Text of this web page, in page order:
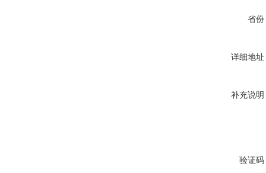
省份
详细地址
补充说明
验证码